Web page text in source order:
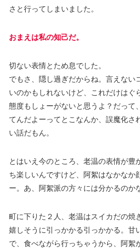
さと行ってしまいました。
おまえは私の知己だ。
切ない表情とため息でした。
でもさ、隠し過ぎだからね。言えない
いのかもしれないけど、これだけはぐ
態度もしょーがないと思うよ？だって
てんだよーってとこなんか、誤魔化さ
い話だもん。
とはいえ今のところ、老温の表情が豊
ち楽しいんですけど、阿絮はなかなか
ー。あ、阿絮派の方々には分かるのか
町に下りた２人、老温はスイカだの焼
嬉しそうに引っかかる引っかかる。甘
で、食べながら行っちゃうから、阿絮